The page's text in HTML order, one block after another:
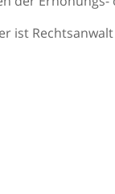
ist